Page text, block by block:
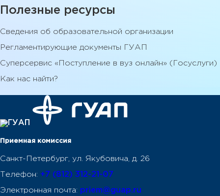
Полезные ресурсы
Сведения об образовательной организации
Регламентирующие документы ГУАП
Суперсервис «Поступление в вуз онлайн» (Госуслуги)
Как нас найти?
Приемная комиссия
Санкт-Петербург, ул. Якубовича, д. 26
Телефон: +7 (812) 312-21-07
Электронная почта: priem@guap.ru